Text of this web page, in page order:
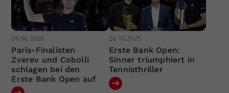
06.06.2026
Paris-Finalisten
Zverev und Cobolli
schlagen bei den
Erste Bank Open auf
26.10.2025
Erste Bank Open:
Sinner triumphiert in
Tennisthriller